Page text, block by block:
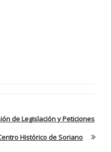
de Legislación y Peticiones
Histórico de Soriano